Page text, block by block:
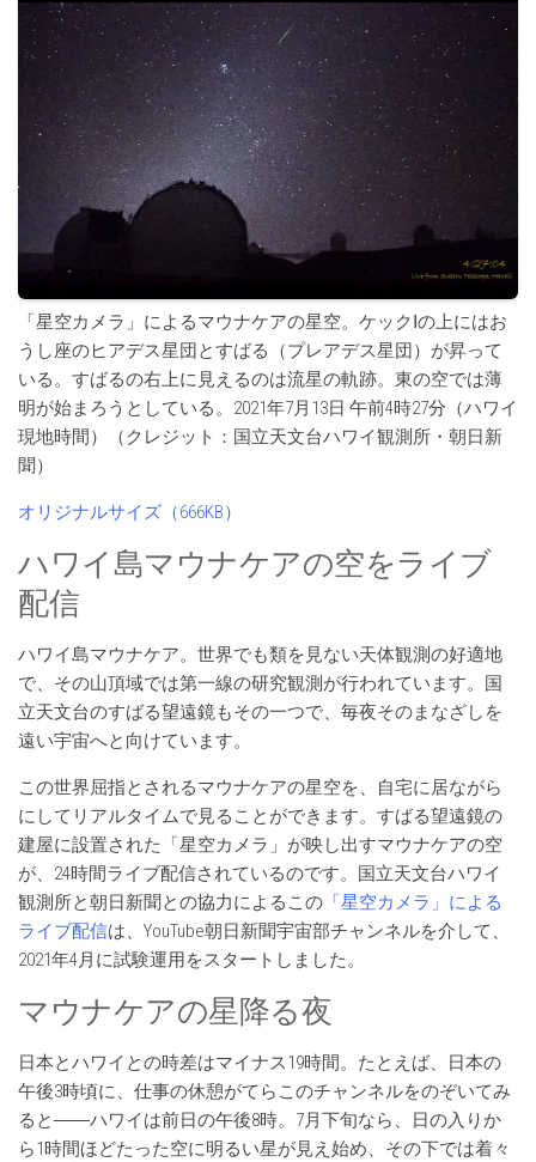
「星空カメラ」によるマウナケアの星空。ケックⅠの上にはお
うし座のヒアデス星団とすばる（プレアデス星団）が昇って
いる。すばるの右上に見えるのは流星の軌跡。東の空では薄
明が始まろうとしている。2021年7月13日 午前4時27分（ハワイ
現地時間）（クレジット：国立天文台ハワイ観測所・朝日新
聞）
オリジナルサイズ（666KB）
ハワイ島マウナケアの空をライブ
配信
ハワイ島マウナケア。世界でも類を見ない天体観測の好適地
で、その山頂域では第一線の研究観測が行われています。国
立天文台のすばる望遠鏡もその一つで、毎夜そのまなざしを
遠い宇宙へと向けています。
この世界屈指とされるマウナケアの星空を、自宅に居ながら
にしてリアルタイムで見ることができます。すばる望遠鏡の
建屋に設置された「星空カメラ」が映し出すマウナケアの空
が、24時間ライブ配信されているのです。国立天文台ハワイ
観測所と朝日新聞との協力によるこの 「星空カメラ」による
ライブ配信は、YouTube朝日新聞宇宙部チャンネルを介して、
2021年4月に試験運用をスタートしました。
マウナケアの星降る夜
日本とハワイとの時差はマイナス19時間。たとえば、日本の
午後3時頃に、仕事の休憩がてらこのチャンネルをのぞいてみ
ると――ハワイは前日の午後8時。7月下旬なら、日の入りか
ら1時間ほどたった空に明るい星が見え始め、その下では着々